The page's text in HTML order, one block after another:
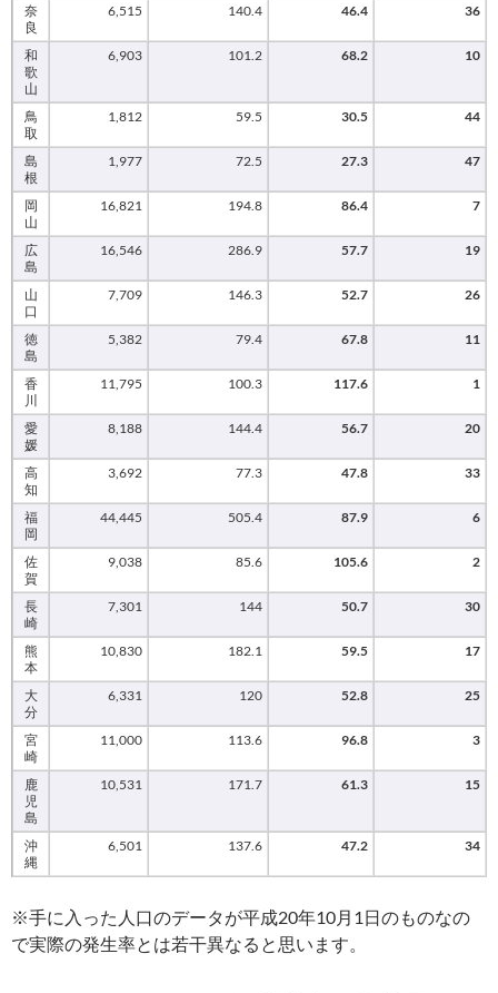
奈
良
6,515 140.4 46.4 36
和
歌
山
6,903 101.2 68.2 10
鳥
取
1,812 59.5 30.5 44
島
根
1,977 72.5 27.3 47
岡
山
16,821 194.8 86.4 7
広
島
16,546 286.9 57.7 19
山
口
7,709 146.3 52.7 26
徳
島
5,382 79.4 67.8 11
香
川
11,795 100.3 117.6 1
愛
媛
8,188 144.4 56.7 20
高
知
3,692 77.3 47.8 33
福
岡
44,445 505.4 87.9 6
佐
賀
9,038 85.6 105.6 2
長
崎
7,301 144 50.7 30
熊
本
10,830 182.1 59.5 17
大
分
6,331 120 52.8 25
宮
崎
11,000 113.6 96.8 3
鹿
児
島
10,531 171.7 61.3 15
沖
縄
6,501 137.6 47.2 34
※手に入った人口のデータが平成20年10月1日のものなの
で実際の発生率とは若干異なると思います。